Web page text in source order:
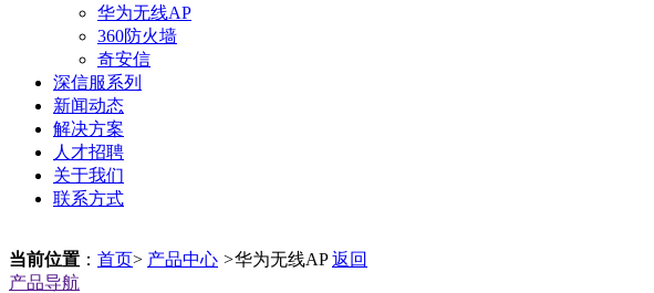
华为无线AP
360防火墙
奇安信
深信服系列
新闻动态
解决方案
人才招聘
关于我们
联系方式
当前位置 ： 首页> 产品中心 >华为无线AP返回
产品导航